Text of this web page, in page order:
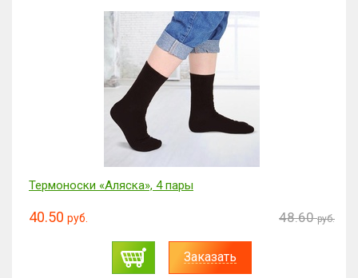
Термоноски «Аляска», 4 пары
40.50 руб. 48.60 руб.
Заказать